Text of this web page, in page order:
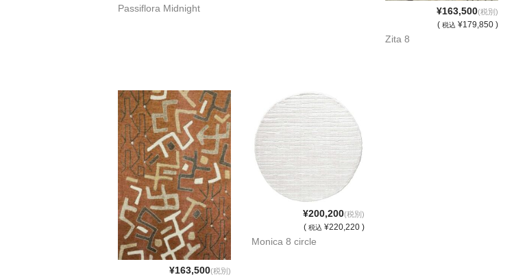
Passiflora Midnight ¥163,500(税別)
( 税込 ¥179,850 )
Zita 8
¥163,500(税別)
¥200,200(税別)
( 税込 ¥220,220 )
Monica 8 circle